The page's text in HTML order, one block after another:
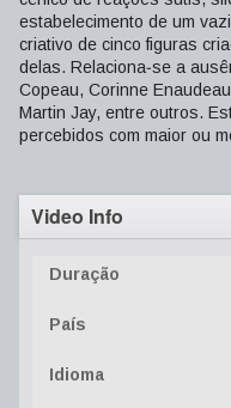
estabelecimento de um
criativo de cinco figuras
delas. Relaciona‐se a
Copeau, Corinne
Martin Jay, entre outros.
percebidos com maior ou
Video Info
Duração
País
Idioma